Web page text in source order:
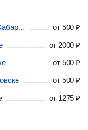
Регулировка дверной фурнитуры в Хабаровске от 500 ₽
от 2000 ₽
от 500 ₽
от 500 ₽
от 1275 ₽